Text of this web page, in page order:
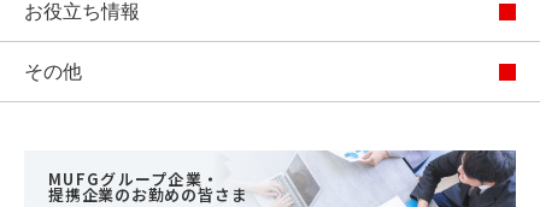
お役立ち情報
その他
MUFGグループ企業・
提携企業のお勤めの皆さま